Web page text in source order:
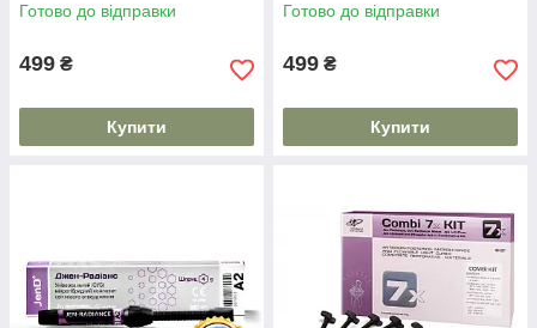
Готово до відправки
499 ₴
Купити
Готово до відправки
499 ₴
Купити